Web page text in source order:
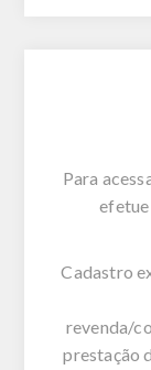
Para
Cadastro
revenda/
prestação